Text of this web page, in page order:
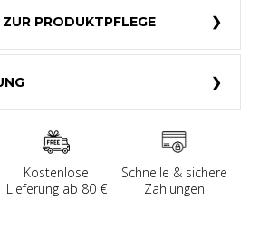
PRODUKTPFLEGE
Kostenlose
Lieferung ab 80 €
Schnelle & sichere
Zahlungen